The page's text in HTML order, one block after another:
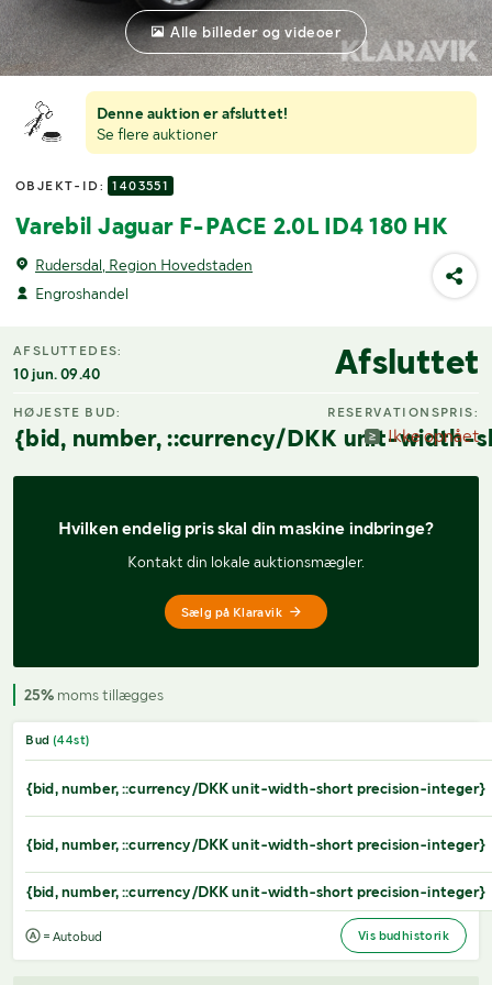
Denne auktion er afsluttet!
Se flere auktioner
OBJEKT-ID: 1403551
Varebil Jaguar F-PACE 2.0L ID4 180 HK
Rudersdal, Region Hovedstaden
Engroshandel
Alle billeder og videoer
AFSLUTTEDES:
10 jun. 09.40 Afsluttet
HØJESTE BUD:
{bid, number, ::currency/DKK unit-width-
RESERVATIONSPRIS:
Ikke opnået
Hvilken endelig pris skal din maskine indbringe?
Kontakt din lokale auktionsmægler.
Sælg på Klaravik
25% moms tillægges
Bud (44st)
{bid, number, ::currency/DKK unit-width-short precision-integer}
{bid, number, ::currency/DKK unit-width-short precision-integer}
{bid, number, ::currency/DKK unit-width-short precision-integer}
= Autobud Vis budhistorik